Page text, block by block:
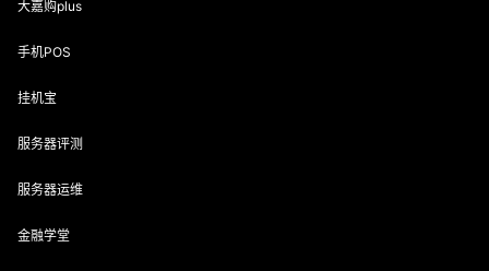
大嘉购plus
手机POS
挂机宝
服务器评测
服务器运维
金融学堂